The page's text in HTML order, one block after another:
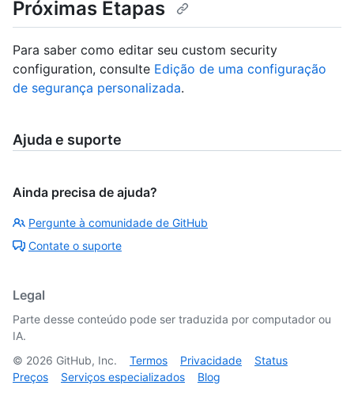
Próximas Etapas
Para saber como editar seu custom security
configuration, consulte Edição de uma configuração
de segurança personalizada.
Ajuda e suporte
Ainda precisa de ajuda?
Pergunte à comunidade de GitHub
Contate o suporte
Legal
Parte desse conteúdo pode ser traduzida por computador ou
IA.
© 2026 GitHub, Inc. Termos Privacidade
Status
Preços
Serviços especializados Blog